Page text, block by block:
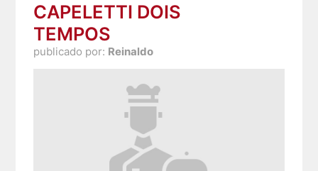
CAPELETTI DOIS
TEMPOS
publicado por: Reinaldo